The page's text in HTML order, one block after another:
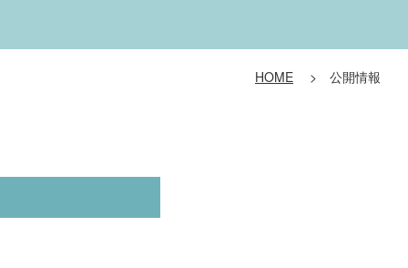
HOME > 公開情報